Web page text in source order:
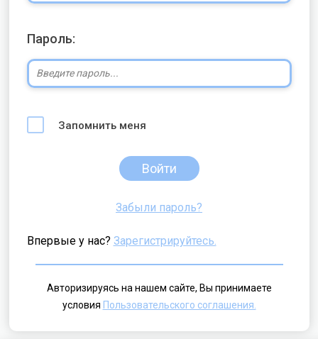
Пароль:
Запомнить меня
Войти
Забыли пароль?
Впервые у нас? Зарегистрируйтесь.
Авторизируясь на нашем сайте, Вы принимаете
условия Пользовательского соглашения.